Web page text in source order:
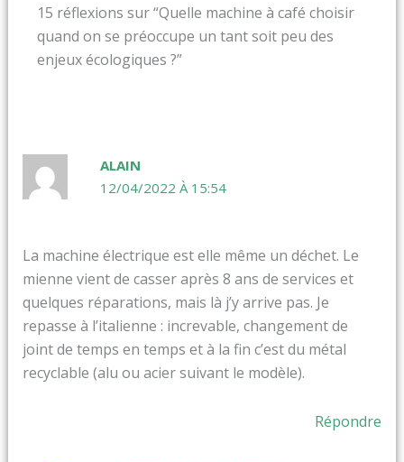
15 réflexions sur “Quelle machine à café choisir
quand on se préoccupe un tant soit peu des
enjeux écologiques ?”
ALAIN
12/04/2022 À 15:54
La machine électrique est elle même un déchet. Le
mienne vient de casser après 8 ans de services et
quelques réparations, mais là j’y arrive pas. Je
repasse à l’italienne : increvable, changement de
joint de temps en temps et à la fin c’est du métal
recyclable (alu ou acier suivant le modèle).
Répondre